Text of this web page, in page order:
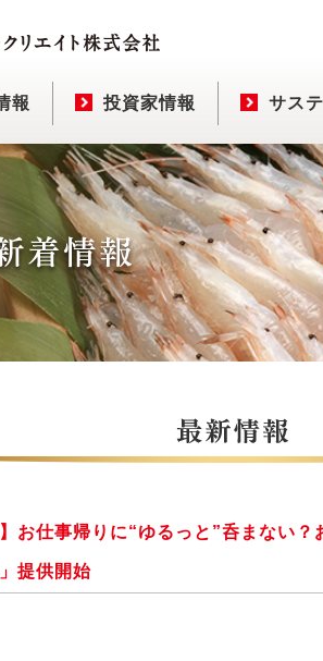
報 投資家情報 サス
】お仕事帰りに“ゆるっと”呑まない
提供開始